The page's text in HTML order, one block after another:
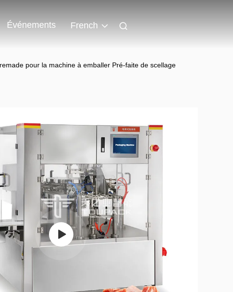
Événements French
pour la machine à emballer Pré-faite de scellage